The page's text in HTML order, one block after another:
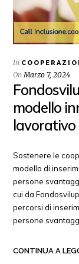
In
OnMarzo 7, 2024
modello
Sostenere le
modello di
persone
cui da
percorsi di
persone
CONTINUA A